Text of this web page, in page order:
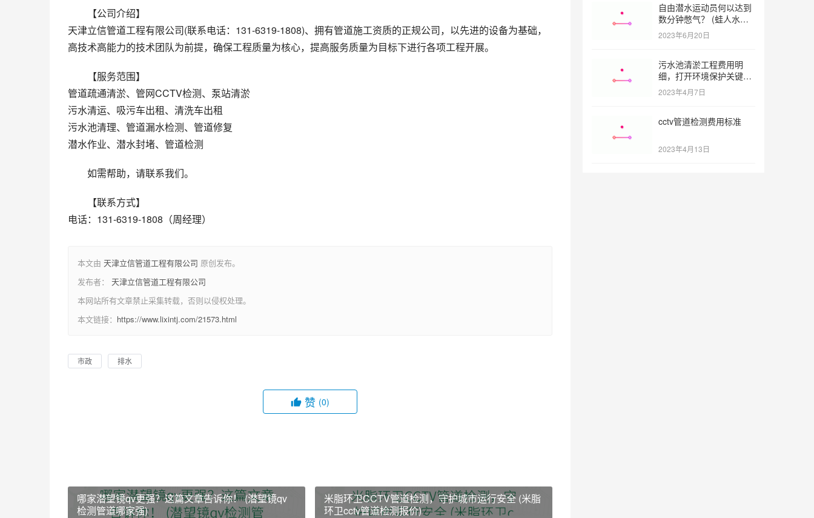
【公司介绍】
天津立信管道工程有限公司(联系电话：131-6319-1808)、拥有管道施工资质的正规公司，以先进的设备为基础，
高技术高能力的技术团队为前提，确保工程质量为核心，提高服务质量为目标下进行各项工程开展。
【服务范围】
管道疏通清淤、管网CCTV检测、泵站清淤
污水清运、吸污车出租、清洗车出租
污水池清理、管道漏水检测、管道修复
潜水作业、潜水封堵、管道检测
如需帮助，请联系我们。
【联系方式】
电话：131-6319-1808（周经理）
本文由 天津立信管道工程有限公司 原创发布。
发布者： 天津立信管道工程有限公司
本网站所有文章禁止采集转载，否则以侵权处理。
本文链接： https://www.lixintj.com/21573.html
市政 排水
赞 (0)
哪家潜望镜qv更强？这篇文章告诉你！ (潜望镜qv
检测管道哪家强)
米脂环卫CCTV管道检测，守护城市运行安全 (米脂
环卫cctv管道检测报价)
自由潜水运动员何以达到
数分钟憋气？ (蛙人水下
憋气最长多久)
2023年6月20日
污水池清淤工程费用明
细，打开环境保护关键之
门 (污水池清淤工程报价
明细)
2023年4月7日
cctv管道检测费用标准
2023年4月13日